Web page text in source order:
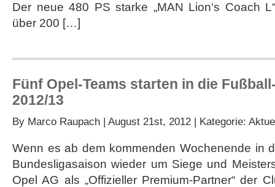
Der neue 480 PS starke „MAN Lion‘s Coach
über 200 […]
Fünf Opel-Teams starten in die
2012/13
By Marco Raupach | August 21st, 2012 | Kategorie:
Wenn es ab dem kommenden Wochenende in
Bundesligasaison wieder um Siege und
Opel AG als „Offizieller Premium-Partner“ der